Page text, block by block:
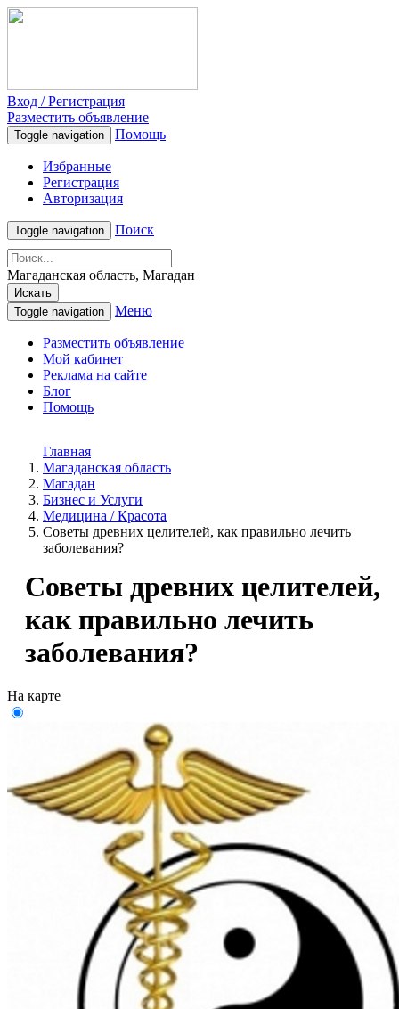
Вход / Регистрация
Разместить объявление
Toggle navigation Помощь
Избранные
Регистрация
Авторизация
Toggle navigation Поиск
Магаданская область, Магадан
Искать
Toggle navigation
Меню
Разместить объявление
Мой кабинет
Реклама на сайте
Блог
Помощь
Главная
Магаданская область
Магадан
Бизнес и Услуги
Медицина / Красота
Советы древних целителей, как правильно лечить
заболевания?
Советы древних целителей,
как правильно лечить
заболевания?
На карте